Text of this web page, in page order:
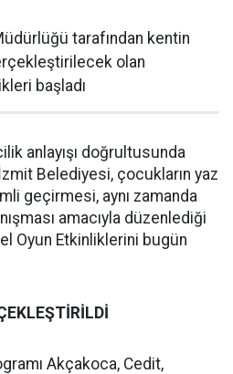
tarafından kentin
olan
başladı
anlayışı doğrultusunda
Belediyesi, çocukların yaz
geçirmesi, aynı zamanda
amacıyla düzenlediği
Oyun Etkinliklerini bugün
Akçakoca, Cedit,